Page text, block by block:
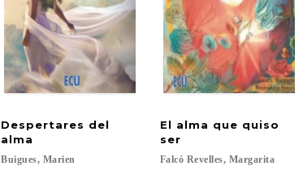
Despertares del
alma
Buigues, Marien
El alma que quiso
ser
Falcó Revelles, Margarita